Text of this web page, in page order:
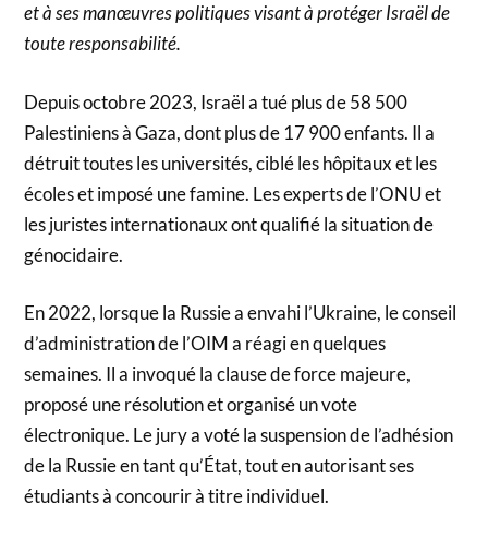
et à ses manœuvres politiques visant à protéger Israël de
toute responsabilité.
Depuis octobre 2023, Israël a tué plus de 58 500
Palestiniens à Gaza, dont plus de 17 900 enfants. Il a
détruit toutes les universités, ciblé les hôpitaux et les
écoles et imposé une famine. Les experts de l’ONU et
les juristes internationaux ont qualifié la situation de
génocidaire.
En 2022, lorsque la Russie a envahi l’Ukraine, le conseil
d’administration de l’OIM a réagi en quelques
semaines. Il a invoqué la clause de force majeure,
proposé une résolution et organisé un vote
électronique. Le jury a voté la suspension de l’adhésion
de la Russie en tant qu’État, tout en autorisant ses
étudiants à concourir à titre individuel.